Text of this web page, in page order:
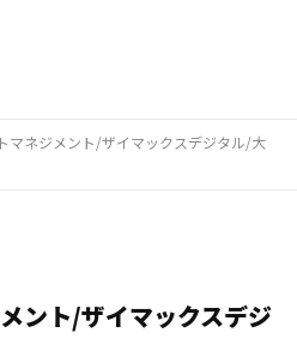
マネジメント/ザイマックスデジタル/大
ント/ザイマックスデジ